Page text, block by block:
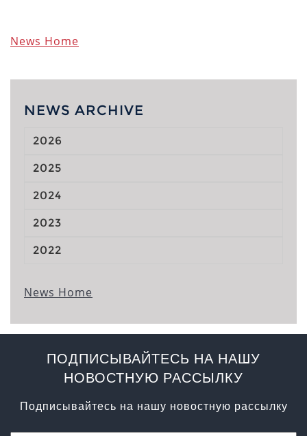
News Home
NEWS ARCHIVE
2026
2025
2024
2023
2022
News Home
ПОДПИСЫВАЙТЕСЬ НА НАШУ
НОВОСТНУЮ РАССЫЛКУ
Подписывайтесь на нашу новостную рассылку